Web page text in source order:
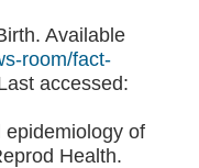
Available
room/fact-
accessed:
epidemiology of
Health.